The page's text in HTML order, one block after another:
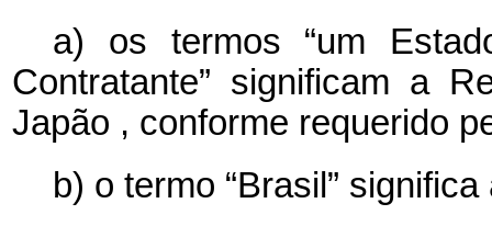
a) os termos “um
Contratante” significam a
Japão , conforme requerido
b) o termo “Brasil”